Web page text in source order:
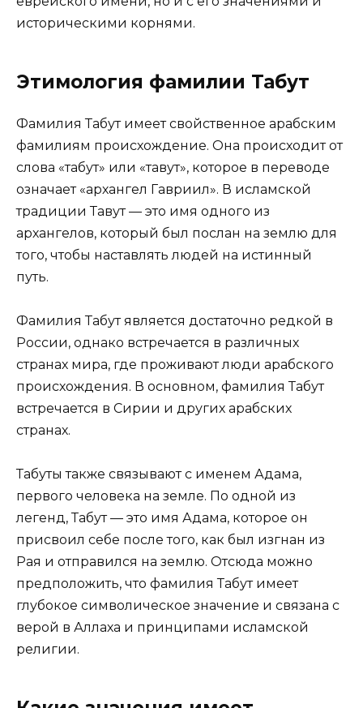
историческими корнями.
Этимология фамилии Табут
Фамилия Табут имеет свойственное арабским
фамилиям происхождение. Она происходит от
слова «табут» или «тавут», которое в переводе
означает «архангел Гавриил». В исламской
традиции Тавут — это имя одного из
архангелов, который был послан на землю для
того, чтобы наставлять людей на истинный
путь.
Фамилия Табут является достаточно редкой в
России, однако встречается в различных
странах мира, где проживают люди арабского
происхождения. В основном, фамилия Табут
встречается в Сирии и других арабских
странах.
Табуты также связывают с именем Адама,
первого человека на земле. По одной из
легенд, Табут — это имя Адама, которое он
присвоил себе после того, как был изгнан из
Рая и отправился на землю. Отсюда можно
предположить, что фамилия Табут имеет
глубокое символическое значение и связана с
верой в Аллаха и принципами исламской
религии.